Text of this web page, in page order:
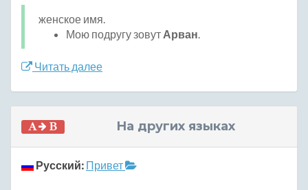
женское имя.
Мою подругу зовут Арван.
Читать далее
На других языках
Русский: Привет